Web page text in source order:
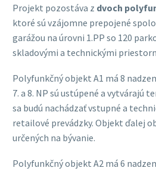
Projekt pozostáva z dvoch
ktoré sú vzájomne prepojené
garážou na úrovni 1.PP so 120
skladovými a technickými
Polyfunkčný objekt A1 má 8
7. a 8. NP sú ustúpené a vytvárajú
sa budú nachádzať vstupné a
retailové prevádzky. Objekt ďalej
určených na bývanie.
Polyfunkčný objekt A2 má 6